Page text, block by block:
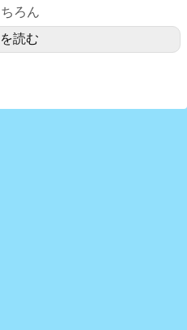
ろん
読む